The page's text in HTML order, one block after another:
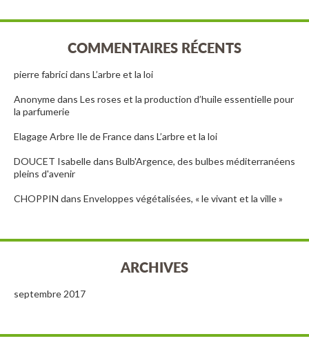
COMMENTAIRES RÉCENTS
pierre fabricidans L’arbre et la loi
Anonymedans Les roses et la production d’huile essentielle pour
la parfumerie
Elagage Arbre Ile de Francedans L’arbre et la loi
DOUCET Isabelledans Bulb'Argence, des bulbes méditerranéens
pleins d'avenir
CHOPPIN dans Enveloppes végétalisées, « le vivant et la ville »
ARCHIVES
septembre 2017